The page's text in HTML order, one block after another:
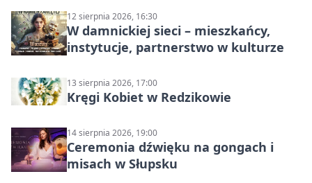
12 sierpnia 2026, 16:30
W damnickiej sieci – mieszkańcy,
instytucje, partnerstwo w kulturze
13 sierpnia 2026, 17:00
Kręgi Kobiet w Redzikowie
14 sierpnia 2026, 19:00
Ceremonia dźwięku na gongach i
misach w Słupsku